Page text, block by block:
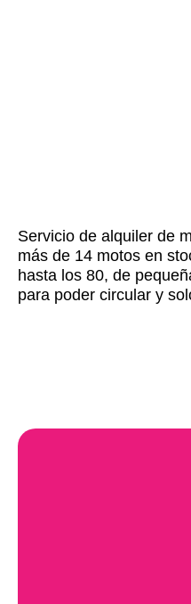
Servicio de alquiler de
más de 14 motos en
hasta los 80, de
para poder circular y